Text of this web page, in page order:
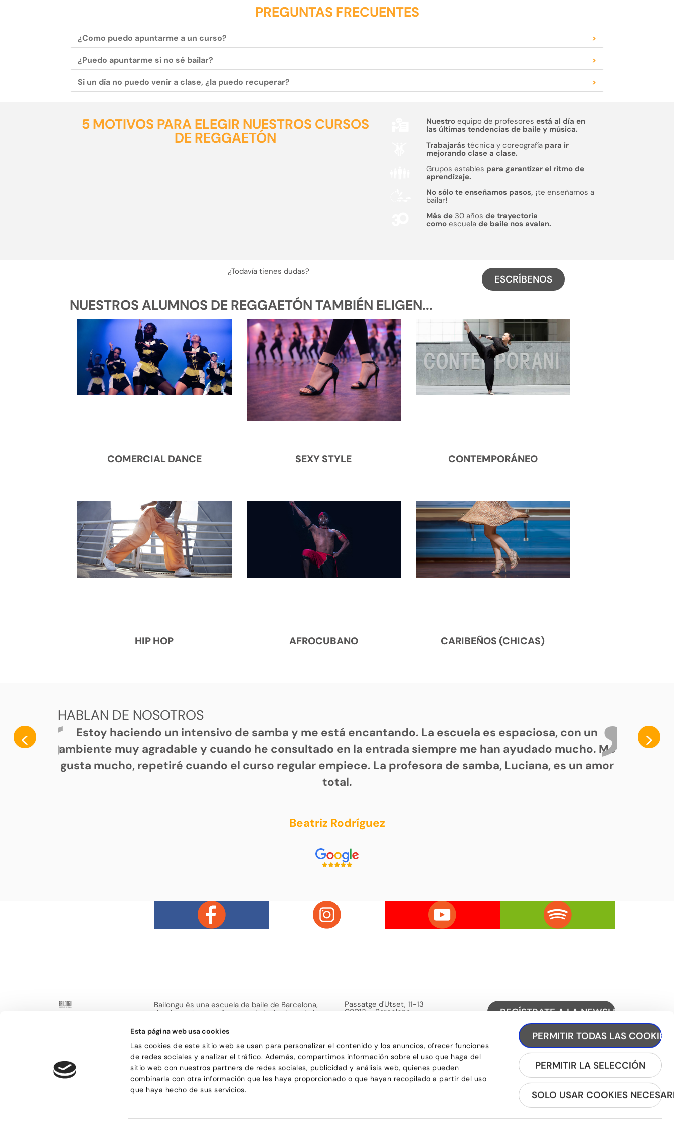
Esta página web usa cookies
Las cookies de este sitio web se usan para personalizar el contenido y los anuncios, ofrecer funciones
de redes sociales y analizar el tráfico. Además, compartimos información sobre el uso que haga del
sitio web con nuestros partners de redes sociales, publicidad y análisis web, quienes pueden
combinarla con otra información que les haya proporcionado o que hayan recopilado a partir del uso
que haya hecho de sus servicios.
PERMITIR TODAS LAS COOKIES
PERMITIR LA SELECCIÓN
SOLO USAR COOKIES
PREGUNTAS FRECUENTES
¿Como puedo apuntarme a un curso? >
¿Puedo apuntarme si no sé bailar? >
Si un día no puedo venir a clase, ¿la puedo recuperar? >
5 MOTIVOS PARA ELEGIR NUESTROS CURSOS
DE REGGAETÓN
Nuestro equipo de profesores está al día en
las últimas tendencias de baile y música.
Trabajarás técnica y coreografíapara ir
mejorando clase a clase.
Grupos estables para garantizar el ritmo de
aprendizaje.
No sólo te enseñamos pasos, ¡te enseñamos a
bailar!
Más de 30 años de trayectoria
como escuelade baile nos avalan.
¿Todavía tienes dudas?
ESCRÍBENOS
NUESTROS ALUMNOS DE REGGAETÓN TAMBIÉN ELIGEN...
COMERCIAL DANCE SEXY STYLE CONTEMPORÁNEO
HIP HOP AFROCUBANO CARIBEÑOS (CHICAS)
HABLAN DE NOSOTROS
<
Estoy haciendo un intensivo de samba y me está encantando. La escuela es espaciosa, con un
ambiente muy agradable y cuando he consultado en la entrada siempre me han ayudado mucho. Me
gusta mucho, repetiré cuando el curso regular empiece. La profesora de samba, Luciana, es un amor
total.
Beatriz Rodríguez
>
Bailongu és una escuela de baile de Barcelona,
donde gente muy diversa y de todas las edades
encuentra en el baile una forma de pasarlo bien y
de compartir sensaciones.
Passatge d'Utset, 11-13
08013 – Barcelona REGÍSTRATE A LA NEWSLETTER
Aviso legal